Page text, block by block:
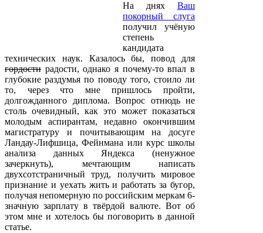
На днях Ваш
покорный слуга
получил учёную
степень
кандидата
технических наук. Казалось бы, повод для
гордости радости, однако я почему-то впал в
глубокие раздумья по поводу того, стоило ли
то, через что мне пришлось пройти,
долгожданного диплома. Вопрос отнюдь не
столь очевидный, как это может показаться
молодым аспирантам, недавно окончившим
магистратуру и почитывающим на досуге
Ландау-Лифшица, Фейнмана или курс школы
анализа данных Яндекса (ненужное
зачеркнуть), мечтающим написать
двухсотстраничный труд, получить мировое
признание и уехать жить и работать за бугор,
получая непомерную по российским меркам 6-
значную зарплату в твёрдой валюте. Вот об
этом мне и хотелось бы поговорить в данной
статье.